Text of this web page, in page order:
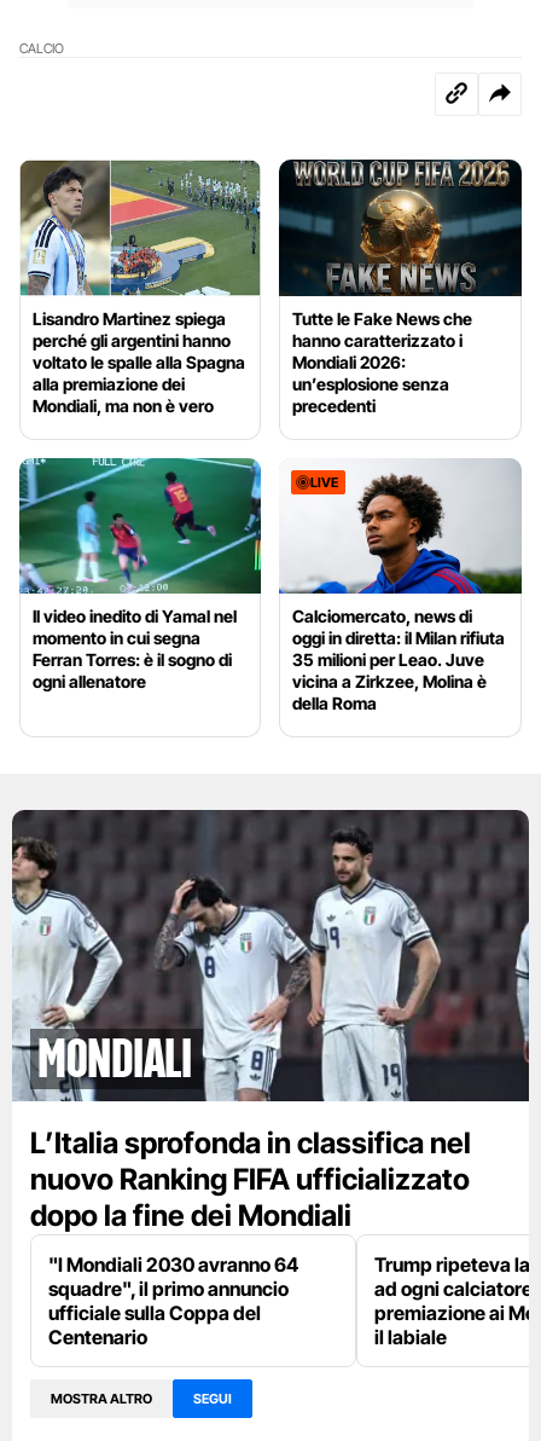
CALCIO
Lisandro Martinez spiega
perché gli argentini hanno
voltato le spalle alla Spagna
alla premiazione dei
Mondiali, ma non è vero
Tutte le Fake News che
hanno caratterizzato i
Mondiali 2026:
un’esplosione senza
precedenti
Il video inedito di Yamal nel
momento in cui segna
Ferran Torres: è il sogno di
ogni allenatore
LIVE
Calciomercato, news di
oggi in diretta: il Milan rifiuta
35 milioni per Leao. Juve
vicina a Zirkzee, Molina è
della Roma
Mondiali
L’Italia sprofonda in classifica nel
nuovo Ranking FIFA ufficializzato
dopo la fine dei Mondiali
"I Mondiali 2030 avranno 64
squadre", il primo annuncio
ufficiale sulla Coppa del
Centenario
Trump ripeteva la
ad ogni calciatore
premiazione ai
il labiale
MOSTRA ALTRO SEGUI